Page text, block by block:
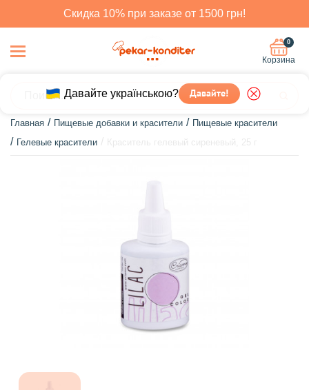
Скидка 10% при заказе от 1500 грн!
Давайте українською? Давайте!
0
Корзина
Главная Пищевые добавки и красители
Пищевые красители
Гелевые красители